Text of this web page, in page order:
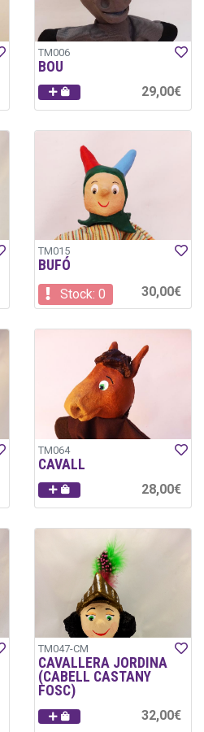
TM006
BOU
29,00€
TM015
BUFÓ
Stock: 0 30,00€
TM064
CAVALL
28,00€
TM047-CM
CAVALLERA JORDINA
(CABELL CASTANY
FOSC)
32,00€